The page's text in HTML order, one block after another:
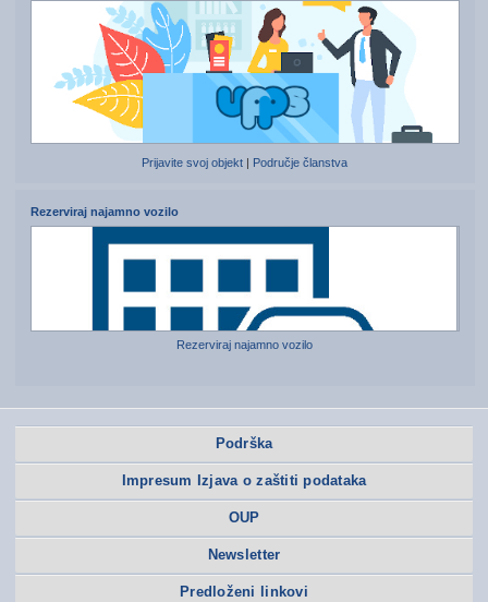
Prijavite svoj objekt Područje članstva
Rezerviraj najamno vozilo
Rezerviraj najamno vozilo
Podrška
Impresum Izjava o zaštiti podataka
OUP
Newsletter
Predloženi linkovi